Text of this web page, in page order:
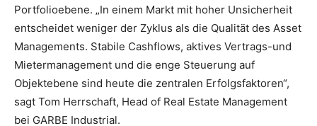
Portfolioebene. „In einem Markt mit hoher Unsicherheit
entscheidet weniger der Zyklus als die Qualität des Asset
Managements. Stabile Cashflows, aktives Vertrags-und
Mietermanagement und die enge Steuerung auf
Objektebene sind heute die zentralen Erfolgsfaktoren“,
sagt Tom Herrschaft, Head of Real Estate Management
bei GARBE Industrial.